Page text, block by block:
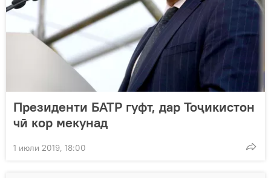
Президенти БАТР гуфт, дар Тоҷикистон
чӣ кор мекунад
1 июли 2019, 18:00